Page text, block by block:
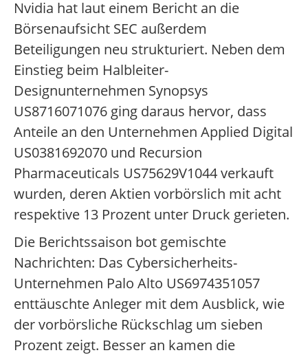
Nvidia hat laut einem Bericht an die
Börsenaufsicht SEC außerdem
Beteiligungen neu strukturiert. Neben dem
Einstieg beim Halbleiter-
Designunternehmen Synopsys
US8716071076 ging daraus hervor, dass
Anteile an den Unternehmen Applied Digital
US0381692070 und Recursion
Pharmaceuticals US75629V1044 verkauft
wurden, deren Aktien vorbörslich mit acht
respektive 13 Prozent unter Druck gerieten.
Die Berichtssaison bot gemischte
Nachrichten: Das Cybersicherheits-
Unternehmen Palo Alto US6974351057
enttäuschte Anleger mit dem Ausblick, wie
der vorbörsliche Rückschlag um sieben
Prozent zeigt. Besser an kamen die